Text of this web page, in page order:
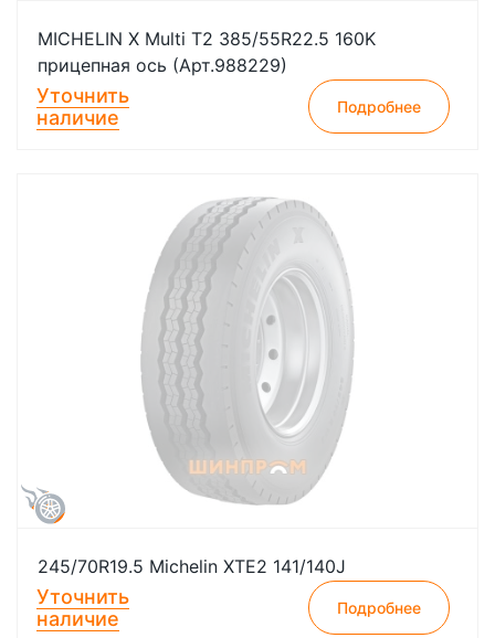
MICHELIN X Multi T2 385/55R22.5 160K
прицепная ось (Арт.988229)
Уточнить
наличие
Подробнее
245/70R19.5 Michelin XTE2 141/140J
Уточнить
наличие
Подробнее